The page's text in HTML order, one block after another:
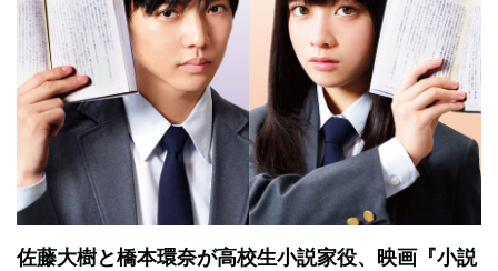
佐藤大樹と橋本環奈が高校生小説家役、映画『小説